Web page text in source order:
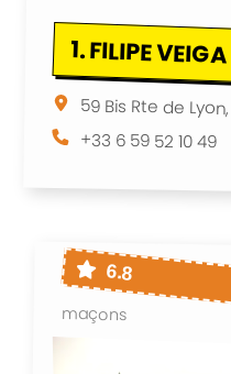
1.FILIPE VEIGA
59 Bis Rte de
+33 6 59 52 10 49
6.8
maçons